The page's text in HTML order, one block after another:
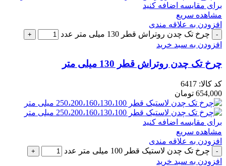
برای مقایسه اضافه کنید
مشاهده سریع
افزودن به علاقه مندی
چرخ تک چدن روتراش قطر 130 میلی متر عدد
افزودن به سبد خرید
چرخ تک چدن روتراش قطر 130 میلی متر
کد کالا: 6417
654,000 تومان
برای مقایسه اضافه کنید
مشاهده سریع
افزودن به علاقه مندی
چرخ تک چدن لاستیک قطر 100 میلی متر عدد
افزودن به سبد خرید